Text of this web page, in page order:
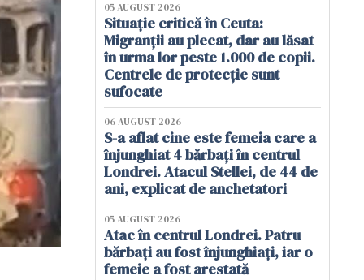
05 AUGUST 2026
Situație critică în Ceuta:
Migranții au plecat, dar au lăsat
în urma lor peste 1.000 de copii.
Centrele de protecție sunt
sufocate
06 AUGUST 2026
S-a aflat cine este femeia care a
înjunghiat 4 bărbați în centrul
Londrei. Atacul Stellei, de 44 de
ani, explicat de anchetatori
05 AUGUST 2026
Atac în centrul Londrei. Patru
bărbați au fost înjunghiați, iar o
femeie a fost arestată